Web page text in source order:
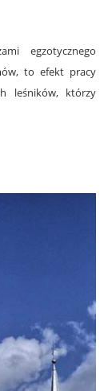
egzotycznego
to efekt pracy
leśników, którzy